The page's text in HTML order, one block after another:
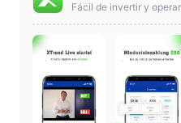
Fácil de invertir y